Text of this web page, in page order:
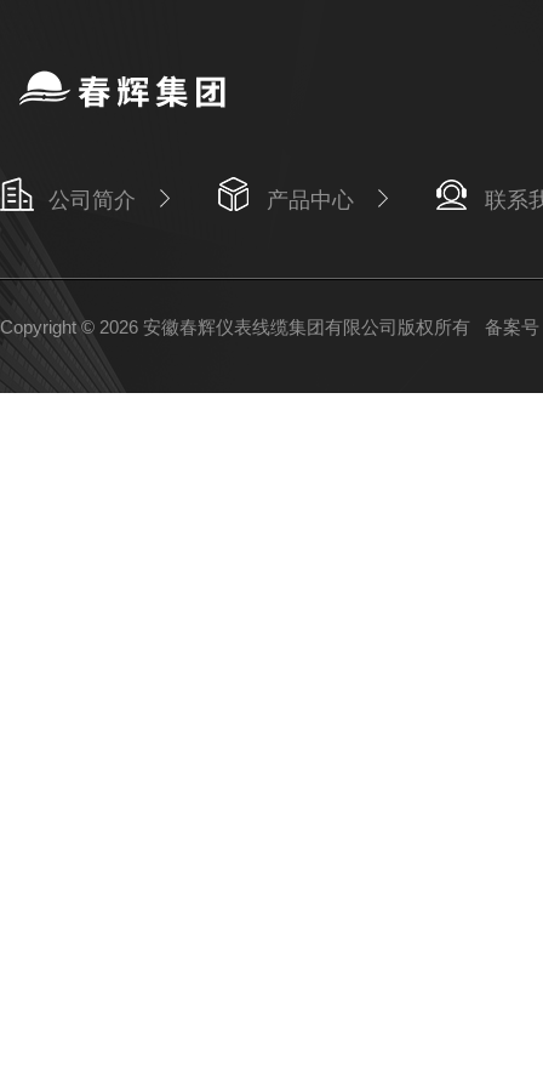
公司简介 产品中心 联系
Copyright © 2026 安徽春辉仪表线缆集团有限公司版权所有 备案号